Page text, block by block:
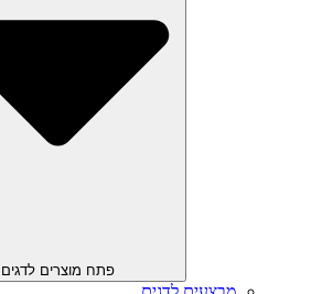
פתח מוצרים לדגים